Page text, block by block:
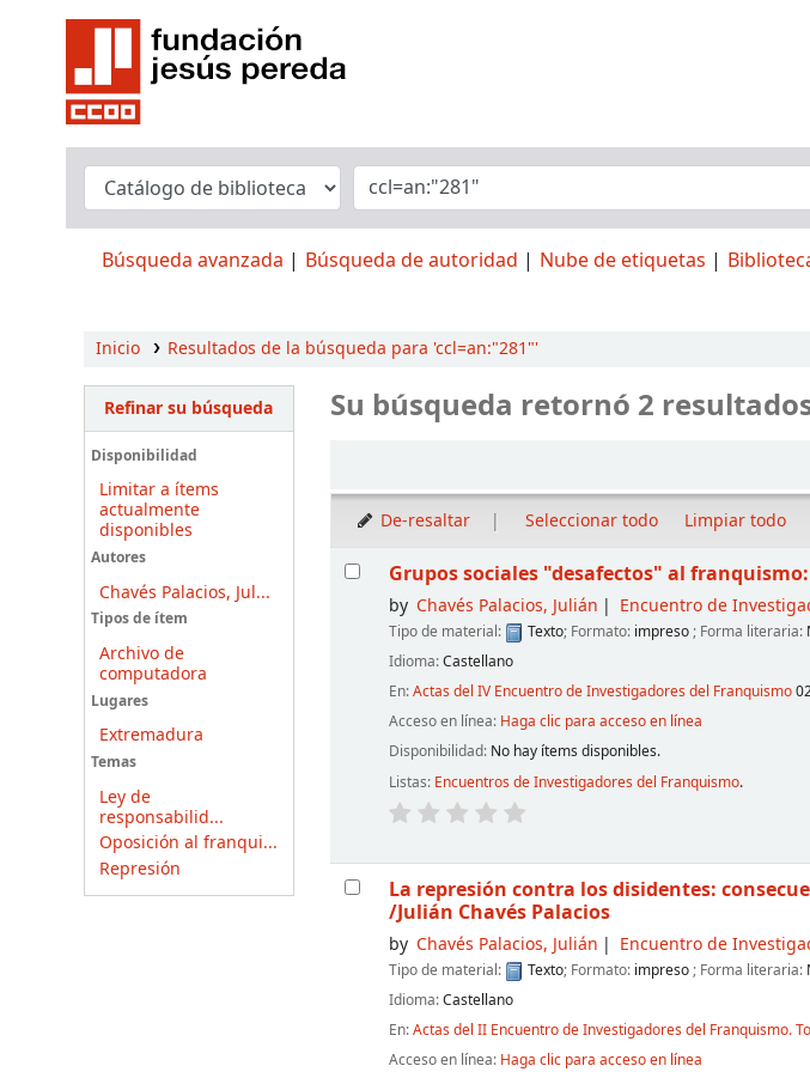
Búsqueda avanzada Búsqueda de autoridad Nube de etiquetas
Inicio Resultados de la búsqueda para 'ccl=an:"281"'
Refinar su búsqueda
Disponibilidad
Limitar a ítems
actualmente
disponibles
Autores
Chavés Palacios, Jul...
Tipos de ítem
Archivo de
computadora
Lugares
Extremadura
Temas
Ley de
responsabilid...
Oposición al franqui...
Represión
Su búsqueda retornó 2
De-resaltar Seleccionar todo Limpiar todo
Resultados
Grupos sociales "desafectos" al
by Chavés Palacios, Julián Encuentro de
Tipo de material: Texto; Formato: impreso; Forma literaria:
Idioma:Castellano
En:Actas del IV Encuentro de Investigadores del Franquismo
Acceso en línea: Haga clic para acceso en línea
Disponibilidad: No hay ítems disponibles.
Listas: Encuentros de Investigadores del Franquismo.
La represión contra los disidentes:
/Julián Chavés Palacios
by Chavés Palacios, Julián Encuentro de
Tipo de material: Texto; Formato: impreso; Forma literaria:
Idioma:Castellano
En:Actas del II Encuentro de Investigadores del Franquismo.
Acceso en línea: Haga clic para acceso en línea